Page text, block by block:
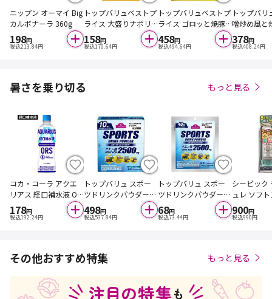
ニップン オーマイ Big
カルボナーラ 360g
198円
税込213.84円
トップバリュベストプ
ライス 大盛りナポリ
タン 1人前 360g
158円
税込170.64円
トップバリュベストプ
ライス ゴロッと焼豚
のガリ旨炒飯 580g
458円
税込494.64円
トップバリ
噌炒め風と
はん 1人前
378円
税込408.24円
暑さを乗り切る もっと見る
コカ・コーラ アクエ
リアス 経口補水液 OR
S 500ml
178円
税込192.24円
トップバリュ スポー
ツドリンクパウダー
グレープフルーツ味 4
8g×10袋入
498円
税込537.84円
トップバリュ スポー
ツドリンクパウダー
グレープフルーツ味 4
8g
68円
税込73.44円
シービック
ュレ ソフ
20g
900円
税込990円
その他おすすめ特集 もっと見る